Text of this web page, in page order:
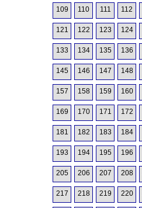
109 110 111 112
121 122 123 124
133 134 135 136
145 146 147 148
157 158 159 160
169 170 171 172
181 182 183 184
193 194 195 196
205 206 207 208
217 218 219 220